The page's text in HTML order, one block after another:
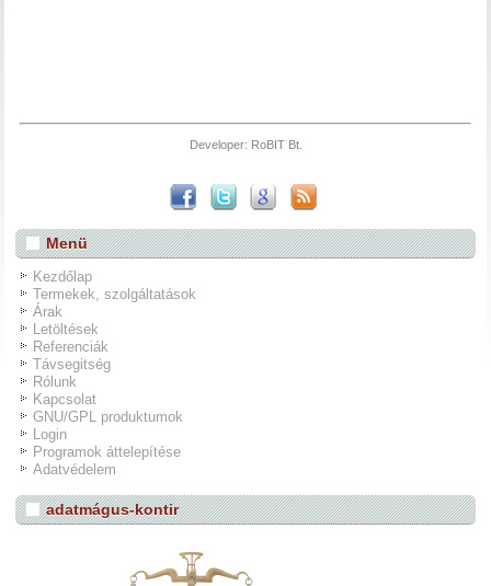
Developer: RoBIT Bt.
Menü
Kezdőlap
Termekek, szolgáltatások
Árak
Letöltések
Referenciák
Távsegitség
Rólunk
Kapcsolat
GNU/GPL produktumok
Login
Programok áttelepítése
Adatvédelem
adatmágus-kontir